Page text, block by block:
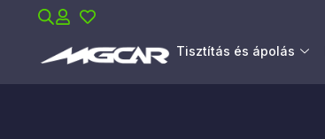
Tisztítás és ápolás